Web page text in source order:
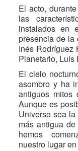
El acto,
las
instalados en
presencia de la
Inés Rodríguez
Planetario, Luis
El cielo
asombro y ha
antiguos mitos
Aunque es
Universo sea
más antigua
hemos
nuestro lugar